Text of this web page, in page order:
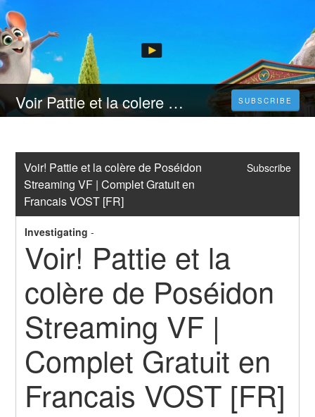
Voir Pattie et la colere de Poseidon Streaming VF SUBSCRIBE
Voir! Pattie et la colère de Poséidon
Streaming VF | Complet Gratuit en
Francais VOST [FR]
Subscribe
Investigating -
Voir! Pattie et la
colère de Poséidon
Streaming VF |
Complet Gratuit en
Francais VOST [FR]